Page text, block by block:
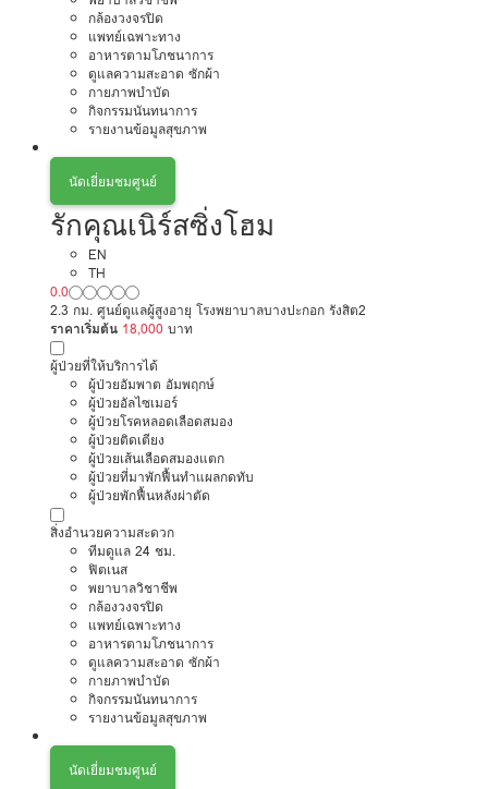
กล้องวงจรปิด
แพทย์เฉพาะทาง
อาหารตามโภชนาการ
ดูแลความสะอาด ซักผ้า
กายภาพบำบัด
กิจกรรมนันทนาการ
รายงานข้อมูลสุขภาพ
นัดเยี่ยมชมศูนย์
รักคุณเนิร์สซิ่งโฮม
EN
TH
0.0
2.3 กม. ศูนย์ดูแลผู้สูงอายุ โรงพยาบาลบางปะกอก รังสิต2
ราคาเริ่มต้น 18,000 บาท
ผู้ป่วยที่ให้บริการได้
ผู้ป่วยอัมพาต อัมพฤกษ์
ผู้ป่วยอัลไซเมอร์
ผู้ป่วยโรคหลอดเลือดสมอง
ผู้ป่วยติดเตียง
ผู้ป่วยเส้นเลือดสมองแตก
ผู้ป่วยที่มาพักฟื้นทำแผลกดทับ
ผู้ป่วยพักฟื้นหลังผ่าตัด
สิ่งอำนวยความสะดวก
ทีมดูแล 24 ชม.
ฟิตเนส
พยาบาลวิชาชีพ
กล้องวงจรปิด
แพทย์เฉพาะทาง
อาหารตามโภชนาการ
ดูแลความสะอาด ซักผ้า
กายภาพบำบัด
กิจกรรมนันทนาการ
รายงานข้อมูลสุขภาพ
นัดเยี่ยมชมศูนย์